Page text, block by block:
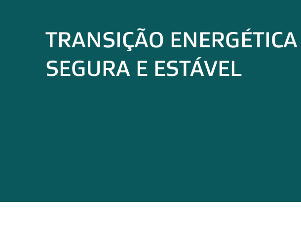
TRANSIÇÃO ENERGÉTICA
SEGURA E ESTÁVEL